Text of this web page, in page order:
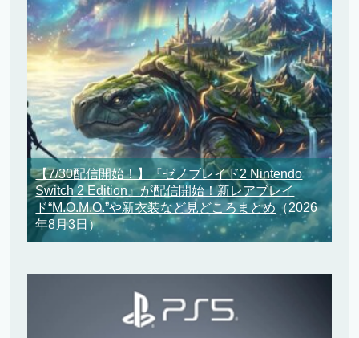
【7/30配信開始！】『ゼノブレイド2 Nintendo
Switch 2 Edition』が配信開始！新レアブレイ
ド“M.O.M.O.”や新衣装など見どころまとめ（2026
年8月3日）